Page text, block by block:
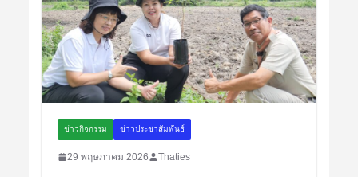
ข่าวกิจกรรม ข่าวประชาสัมพันธ์
29 พฤษภาคม 2026 Thaties